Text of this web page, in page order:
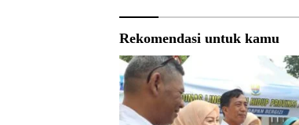
Rekomendasi untuk kamu